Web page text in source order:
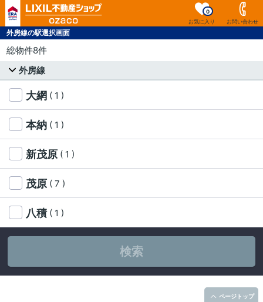
お気に入り
0
お問い合わせ
外房線の駅選択画面
総物件8件
外房線
大網 ( 1 )
本納 ( 1 )
新茂原 ( 1 )
茂原 ( 7 )
八積 ( 1 )
検索
ページトップ